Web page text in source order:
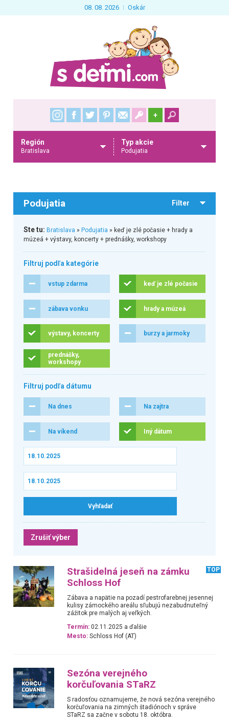
08. 08. 2026 Oskár
+
Región
Bratislava
Typ akcie
Podujatia
Podujatia Filter
Ste tu: Bratislava » Podujatia » keď je zlé počasie + hrady a
múzeá + výstavy, koncerty + prednášky, workshopy
Filtruj podľa kategórie
vstup zdarma keď je zlé počasie
zábava vonku hrady a múzeá
výstavy, koncerty burzy a jarmoky
prednášky,
workshopy
Filtruj podľa dátumu
Na dnes Na zajtra
Na víkend Iný dátum
Zrušiť výber
Strašidelná jeseň na zámku
Schloss Hof
TOP
Zábava a napätie na pozadí pestrofarebnej jesennej
kulisy zámockého areálu sľubujú nezabudnuteľný
zážitok pre malých aj veľkých.
Termín: 02.11.2025 a ďalšie
Mesto: Schloss Hof (AT)
Sezóna verejného
korčuľovania STaRZ
S radosťou oznamujeme, že nová sezóna verejného
korčuľovania na zimných štadiónoch v správe
STaRZ sa začne v sobotu 18. októbra.